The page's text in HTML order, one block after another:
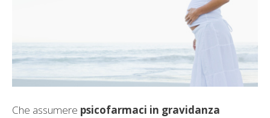
Che assumere psicofarmaci in gravidanza